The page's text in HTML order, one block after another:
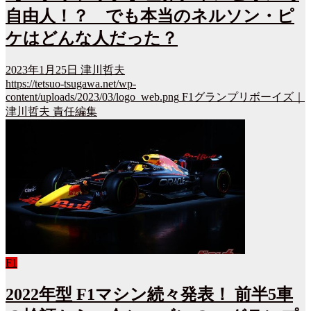
自由人！？ でも本当のネルソン・ピ
ケはどんな人だった？
2023年1月25日 津川哲夫
https://tetsuo-tsugawa.net/wp-
content/uploads/2023/03/logo_web.png F1グランプリボーイズ｜
津川哲夫 責任編集
F1
2022年型 F1マシン続々発表！ 前半5車